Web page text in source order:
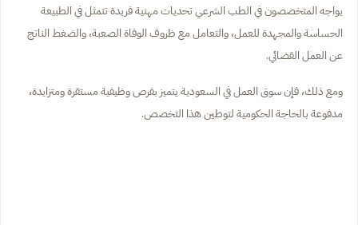
يواجه المتخصصون في الطب الشرعي تحديات مهنية فريدة تتمثل في الطبيعة
الحساسة والمجهدة للعمل، والتعامل مع ظروف الوفاة الصعبة، والضغط الناتج
عن العمل القضائي.
ومع ذلك، فإن سوق العمل في السعودية يتميز بفرص وظيفية مستقرة ومتزايدة،
مدفوعة بالحاجة الحكومية لتوطين هذا التخصص.